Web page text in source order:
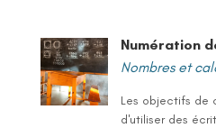
Numération
Nombres et
Les objectifs de
d'utiliser des